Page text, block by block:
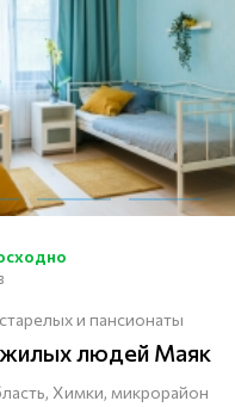
и пансионаты
людей Маяк
Химки, микрорайон